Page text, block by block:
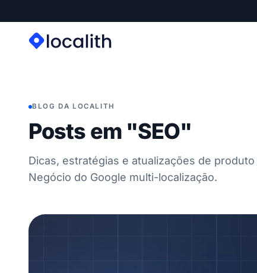
BLOG DA LOCALITH
Posts em "SEO"
Dicas, estratégias e atualizações de
Negócio do Google multi-localização.